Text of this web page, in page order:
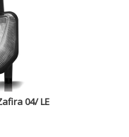
04/ LE